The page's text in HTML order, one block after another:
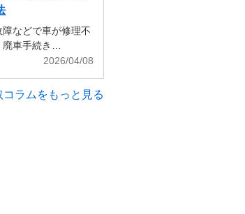
などで車が修理不
車手続き…
2026/04/08
コラムをもっと見る